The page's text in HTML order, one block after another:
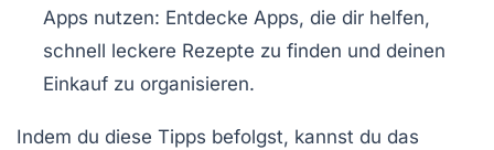
Apps nutzen: Entdecke Apps, die dir helfen,
schnell leckere Rezepte zu finden und deinen
Einkauf zu organisieren.
Indem du diese Tipps befolgst, kannst du das